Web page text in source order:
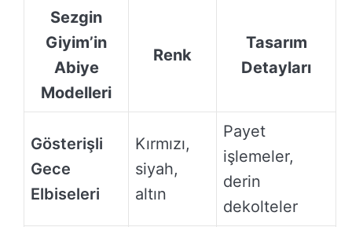
Sezgin
Giyim’in
Abiye
Modelleri
Renk
Tasarım
Detayları
Gösterişli
Gece
Elbiseleri
Kırmızı,
siyah,
altın
Payet
işlemeler,
derin
dekolteler